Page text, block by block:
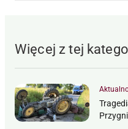
Więcej z tej